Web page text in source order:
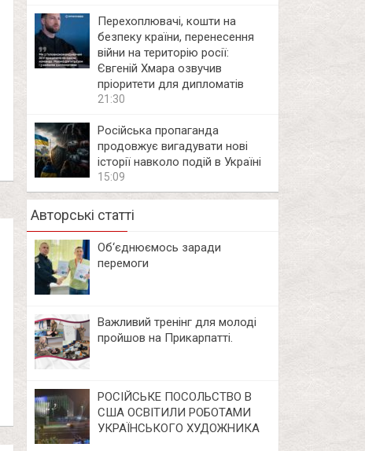
Перехоплювачі, кошти на
безпеку країни, перенесення
війни на територію росії:
Євгеній Хмара озвучив
пріоритети для дипломатів
21:30
Російська пропаганда
продовжує вигадувати нові
історії навколо подій в Україні
15:09
Авторські статті
Об‘єднюємось заради
перемоги
Важливий тренінг для молоді
пройшов на Прикарпатті.
РОСІЙСЬКЕ ПОСОЛЬСТВО В
США ОСВІТИЛИ РОБОТАМИ
УКРАЇНСЬКОГО ХУДОЖНИКА